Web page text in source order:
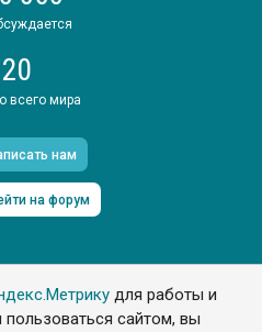
для работы и
сайтом, вы
20
всего мира
нам
на форум
Все права защищены
сайта с обязательной